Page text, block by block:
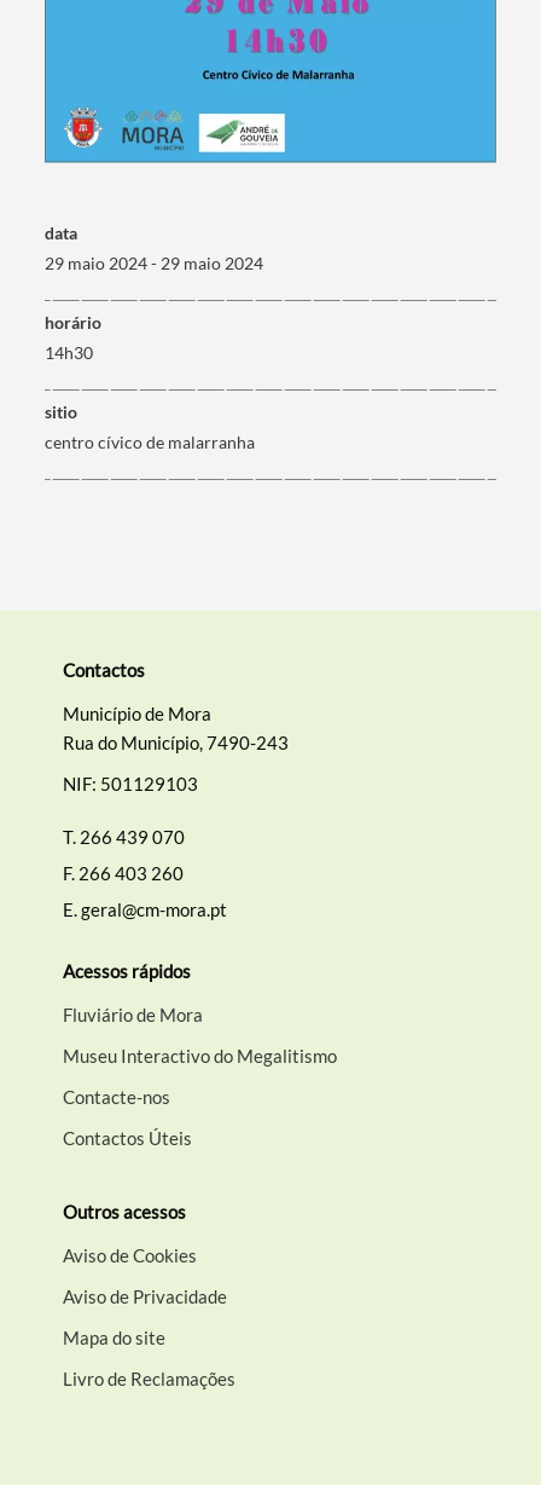
Filtros
data
29 maio 2024 - 29 maio 2024
horário
14h30
sitio
centro cívico de malarranha
Contactos
Município de Mora
Rua do Município, 7490-243
NIF: 501129103
T. 266 439 070
F. 266 403 260
E.geral@cm-mora.pt
Acessos rápidos
Fluviário de Mora
Museu Interactivo do Megalitismo
Contacte-nos
Contactos Úteis
Outros acessos
Aviso de Cookies
Aviso de Privacidade
Mapa do site
Livro de Reclamações